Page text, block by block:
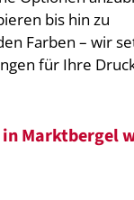
bis hin zu
Farben – wir
für Ihre
in Marktbergel